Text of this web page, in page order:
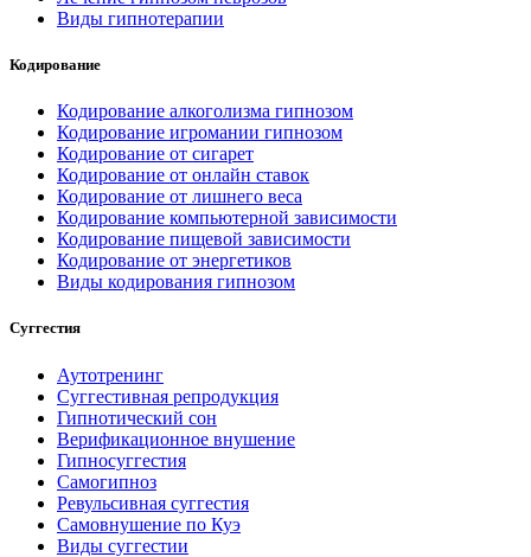
Виды гипнотерапии
Кодирование
Кодирование алкоголизма гипнозом
Кодирование игромании гипнозом
Кодирование от сигарет
Кодирование от онлайн ставок
Кодирование от лишнего веса
Кодирование компьютерной зависимости
Кодирование пищевой зависимости
Кодирование от энергетиков
Виды кодирования гипнозом
Суггестия
Аутотренинг
Суггестивная репродукция
Гипнотический сон
Верификационное внушение
Гипносуггестия
Самогипноз
Ревульсивная суггестия
Самовнушение по Куэ
Виды суггестии